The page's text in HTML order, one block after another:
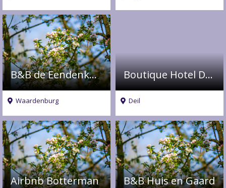
B&B de Eendenkooi
Waardenburg
Boutique Hotel De Os en Het Paard
Deil
Airbnb Botterman B&B Huis en Gaard